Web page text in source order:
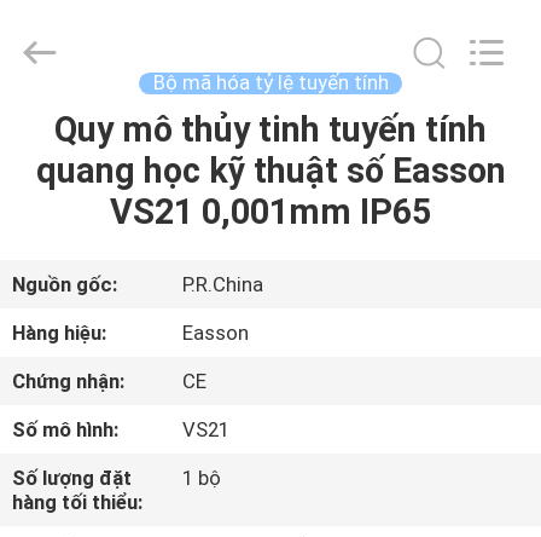
TRANG
CHỦ
SẢN
PHẨM
CHÚNG
TÔI
Zhuhai
Easson
Reserved.
Bộ mã hóa tỷ lệ tuyến tính
Quy mô thủy tinh tuyến tính
quang học kỹ thuật số Easson
VS21 0,001mm IP65
Nguồn gốc:
P.R.China
Hàng hiệu:
Easson
Chứng nhận:
CE
Số mô hình:
VS21
Số lượng đặt
hàng tối thiểu:
1 bộ